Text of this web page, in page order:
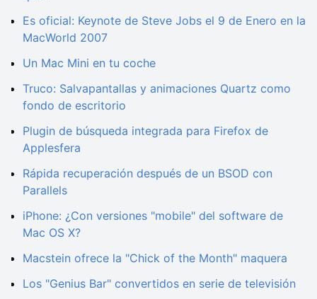
Es oficial: Keynote de Steve Jobs el 9 de Enero en la
MacWorld 2007
Un Mac Mini en tu coche
Truco: Salvapantallas y animaciones Quartz como
fondo de escritorio
Plugin de búsqueda integrada para Firefox de
Applesfera
Rápida recuperación después de un BSOD con
Parallels
iPhone: ¿Con versiones "mobile" del software de
Mac OS X?
Macstein ofrece la "Chick of the Month" maquera
Los "Genius Bar" convertidos en serie de televisión